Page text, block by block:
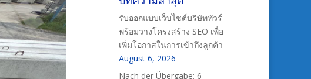
รับออกแบบเว็บไซต์บริษัททัวร์
พร้อมวางโครงสร้าง SEO เพื่อ
เพิ่มโอกาสในการเข้าถึงลูกค้า
August 6, 2026
Nach der Übergabe: 6